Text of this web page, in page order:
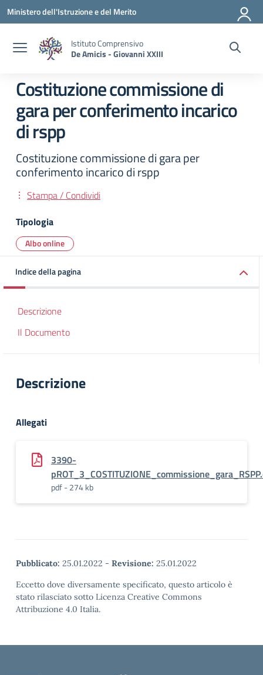
Vai ai contenuti
Vai al menu di navigazione
Vai al footer
Ministero dell'Istruzione e del Merito
Istituto Comprensivo
De Amicis - Giovanni XXIII
Costituzione commissione di
gara per conferimento incarico
di rspp
Costituzione commissione di gara per
conferimento incarico di rspp
Stampa / Condividi
Tipologia
Albo online
Indice della pagina
Descrizione
Il Documento
Descrizione
Allegati
3390-
pdf - 274 kb
Pubblicato: 25.01.2022 - Revisione: 25.01.2022
Eccetto dove diversamente specificato, questo articolo è
stato rilasciato sotto Licenza Creative Commons
Attribuzione 4.0 Italia.